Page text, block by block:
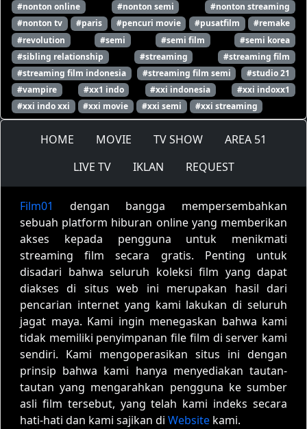
#nonton online
#nonton semi
#nonton streaming
#nonton tv
#paris #pencuri movie #pusatfilm
#remake
#revolution
#semi #semi film
#semi korea
#sibling relationship
#streaming
#streaming film
#streaming film indonesia
#streaming film semi
#studio 21
#vampire
#xx1 indo #xxi indonesia
#xxi indoxx1
#xxi indo xxi
#xxi movie #xxi semi #xxi streaming
HOME MOVIE TV SHOW
AREA 51
LIVE TV
IKLAN REQUEST
Film01
dengan bangga mempersembahkan
sebuah platform hiburan online yang memberikan
akses kepada pengguna untuk menikmati
streaming film secara gratis. Penting untuk
disadari bahwa seluruh koleksi film yang dapat
diakses di situs web ini merupakan hasil dari
pencarian internet yang kami lakukan di seluruh
jagat maya. Kami ingin menegaskan bahwa kami
tidak memiliki penyimpanan file film di server kami
sendiri. Kami mengoperasikan situs ini dengan
prinsip bahwa kami hanya menyediakan tautan-
tautan yang mengarahkan pengguna ke sumber
asli film tersebut, yang telah kami indeks secara
hati-hati dan kami sajikan di Website kami.